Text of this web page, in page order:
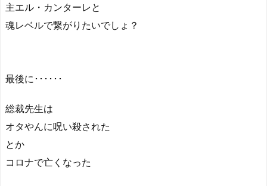
主エル・カンターレと
魂レベルで繋がりたいでしょ？
最後に･･････
総裁先生は
オタやんに呪い殺された
とか
コロナで亡くなった